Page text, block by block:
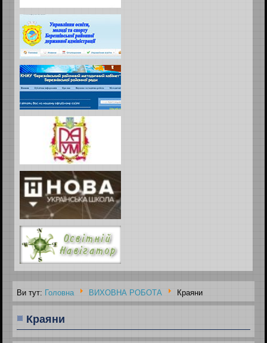
Ви тут: Головна ВИХОВНА РОБОТА Краяни
Краяни